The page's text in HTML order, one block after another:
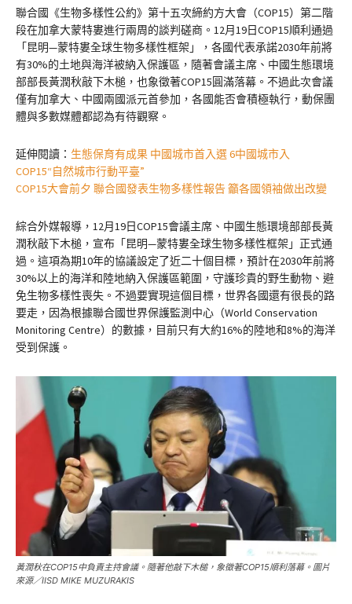
聯合國《生物多樣性公約》第十五次締約方大會（COP15）第二階
段在加拿大蒙特婁進行兩周的談判磋商。12月19日COP15順利通過
「昆明—蒙特婁全球生物多樣性框架」，各國代表承諾2030年前將
有30%的土地與海洋被納入保護區，隨著會議主席、中國生態環境
部部長黃潤秋敲下木槌，也象徵著COP15圓滿落幕。不過此次會議
僅有加拿大、中國兩國派元首參加，各國能否會積極執行，動保團
體與多數媒體都認為有待觀察。
延伸閱讀： 生態保育有成果 中國城市首入選 6中國城市入
COP15“自然城市行動平臺”
COP15大會前夕 聯合國發表生物多樣性報告 籲各國領袖做出改變
綜合外媒報導，12月19日COP15會議主席、中國生態環境部部長黃
潤秋敲下木槌，宣布「昆明—蒙特婁全球生物多樣性框架」正式通
過。這項為期10年的協議設定了近二十個目標，預計在2030年前將
30%以上的海洋和陸地納入保護區範圍，守護珍貴的野生動物、避
免生物多樣性喪失。不過要實現這個目標，世界各國還有很長的路
要走，因為根據聯合國世界保護監測中心（World Conservation
Monitoring Centre）的數據，目前只有大約16%的陸地和8%的海洋
受到保護。
黃潤秋在COP15中負責主持會議。隨著他敲下木槌，象徵著COP15順利落幕。圖片
來源／IISD MIKE MUZURAKIS